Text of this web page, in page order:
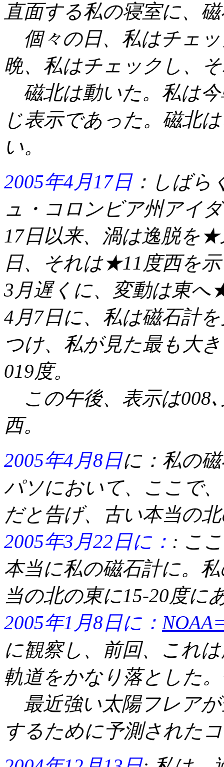
直面する私の寝室に、
個々の日、私はチェ
晩、私はチェックし、
磁北は動いた。私は
じ表示であった。磁北
い。
2005年4月17日：しばら
ュ・コロンビア州アイ
17日以来、渦は逸脱を
日、それは★11度西を
3月遅くに、変動は東
4月7日に、私は磁石計
つけ、私が見た最も大
019度。
この午後、表示は008
西。
2005年4月8日に：私の
パソにおいて、ここで
だと告げ、古い本当の
2005年3月22日に： : こ
本当に私の磁石計に。
当の北の東に15-20度に
2005年1月8日に：
に観察し、
前回、これ
軌道をかなり落とした
最近強い太陽フレア
するために予測された